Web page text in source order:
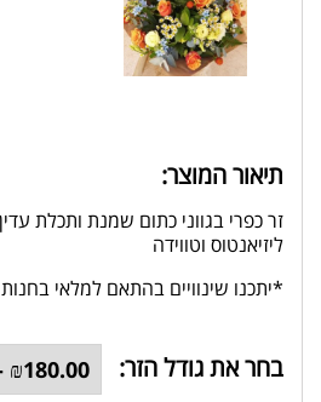
תיאור המוצר:
זר כפרי בגווני כתום שמנת ותכלת
ליזיאנטוס וטווידה
*יתכנו שינוויים בהתאם למלאי
בחר את גודל הזר: